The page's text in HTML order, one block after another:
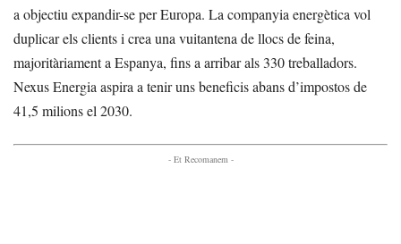
a objectiu expandir-se per Europa. La companyia energètica vol
duplicar els clients i crea una vuitantena de llocs de feina,
majoritàriament a Espanya, fins a arribar als 330 treballadors.
Nexus Energia aspira a tenir uns beneficis abans d’impostos de
41,5 milions el 2030.
- Et Recomanem -